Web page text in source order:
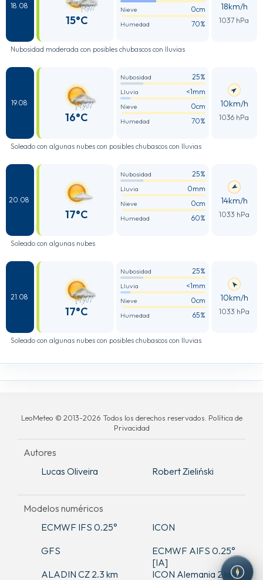
18.08
15°C
Nieve 0cm
Humedad 70%
18km/h
1037 hPa
Nubosidad moderada con posibles chubascos con lluvias
19.08
16°C
Nubosidad 25%
Lluvia <1mm
Nieve 0cm
Humedad 70%
10km/h
1036 hPa
Soleado con algunas nubes con posibles chubascos con lluvias
20.08
17°C
Nubosidad 25%
Lluvia 0mm
Nieve 0cm
Humedad 60%
14km/h
1033 hPa
Soleado con algunas nubes
21.08
17°C
Nubosidad 25%
Lluvia <1mm
Nieve 0cm
Humedad 65%
10km/h
1033 hPa
Soleado con algunas nubes con posibles chubascos con lluvias
LeoMeteo © 2013-2026 Todos los derechos reservados. Política de
Privacidad
Autores
Lucas Oliveira
Robert Zieliński
Modelos numéricos
ECMWF IFS 0.25°
ICON
GFS
ECMWF AIFS 0.25°
[IA]
ALADIN CZ 2.3 km
ICON Alemania 2 km